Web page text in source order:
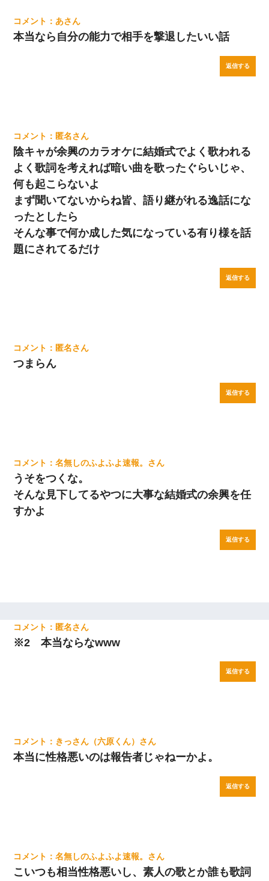
あ
本当なら自分の能力で相手を撃退したいい話
返信する
匿名
陰キャが余興のカラオケに結婚式でよく歌われる
よく歌詞を考えれば暗い曲を歌ったぐらいじゃ、
何も起こらないよ
まず聞いてないからね皆、語り継がれる逸話にな
ったとしたら
そんな事で何か成した気になっている有り様を話
題にされてるだけ
返信する
匿名
つまらん
返信する
名無しのふよふよ速報。
うそをつくな。
そんな見下してるやつに大事な結婚式の余興を任
すかよ
返信する
匿名
※2 本当ならなwww
返信する
きっさん（六原くん）
本当に性格悪いのは報告者じゃねーかよ。
返信する
名無しのふよふよ速報。
こいつも相当性格悪いし、素人の歌とか誰も歌詞